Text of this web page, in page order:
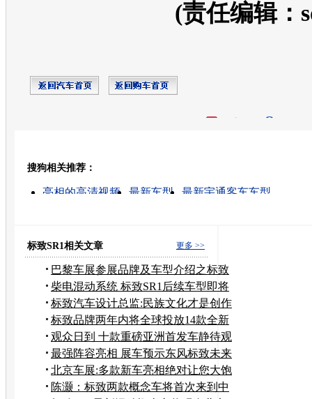
(责任编辑：
搜狗相关推荐：
亮相的高清视频 最新车型
最新宇通客车车型
更多 >>
标致SR1相关文章
巴黎车展参展品牌及车型介绍之标致
品牌
柴电混动系统 标致SR1后续车型即将
亮相
标致汽车设计总监:民族文化才是创作
源泉
标致品牌两年内将全球投放14款全新
车型
观众日到 十款重磅亚洲首发车静待观
瞻
最强阵容亮相 展车预示东风标致未来
战略
北京车展:多款新车亮相绝对让您大饱
眼福
陈灏：标致两款概念车将首次来到中